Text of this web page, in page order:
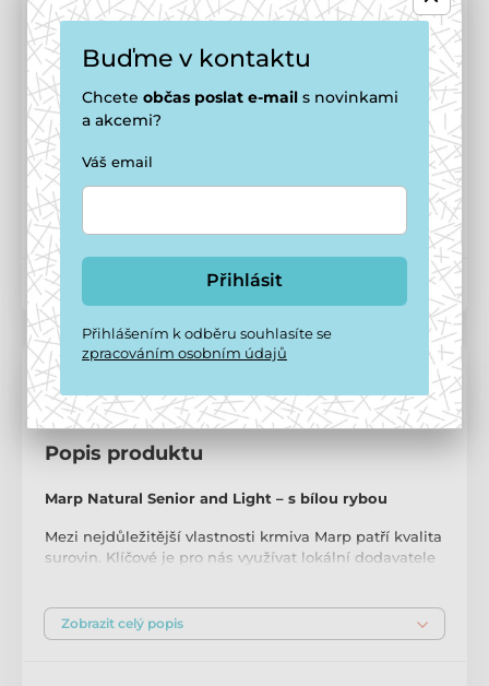
Tento produkt vám doručíme
Potřebujete poradit?
Kód produktu:
Popis produktu
Marp Natural Senior and Light – s bílou rybou
Mezi nejdůležitější vlastnosti krmiva Marp patří kvalita
surovin. Klíčové je pro nás využívat lokální dodavatele
druhu masa a jednoduchému složení se nám daří
vytvářet přírodní krmiva, po kterých psi dobře
Zobrazit celý popis
Buďme v kontaktu
Chcete občas poslat e-mail s novinkami
a akcemi?
Váš email
Přihlásit
Přihlášením k odběru souhlasíte se
zpracováním osobním údajů